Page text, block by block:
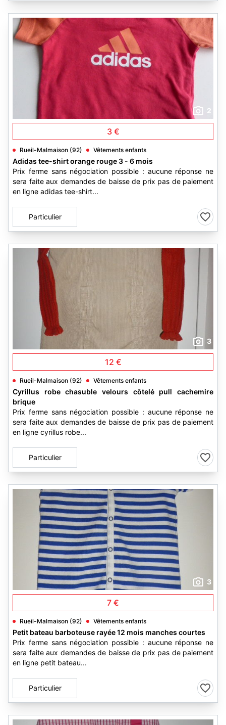
2
3 €
Rueil-Malmaison (92) Vêtements enfants
Adidas tee-shirt orange rouge 3 - 6 mois
Prix ferme sans négociation possible : aucune réponse ne
sera faite aux demandes de baisse de prix pas de paiement
en ligne adidas tee-shirt...
Particulier
3
12 €
Rueil-Malmaison (92) Vêtements enfants
Cyrillus robe chasuble velours côtelé pull cachemire
brique
Prix ferme sans négociation possible : aucune réponse ne
sera faite aux demandes de baisse de prix pas de paiement
en ligne cyrillus robe...
Particulier
3
7 €
Rueil-Malmaison (92) Vêtements enfants
Petit bateau barboteuse rayée 12 mois manches courtes
Prix ferme sans négociation possible : aucune réponse ne
sera faite aux demandes de baisse de prix pas de paiement
en ligne petit bateau...
Particulier